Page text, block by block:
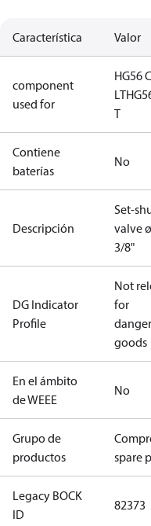
Característica Valor
component
used for
HG56
LT
T
Contiene
baterías
No
Descripción
Set-
valve
3/8"
DG Indicator
Profile
Not
for
goods
En el ámbito
de WEEE
No
Grupo de
productos
spare
Legacy BOCK
ID
82373